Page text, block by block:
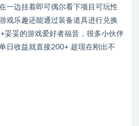
一边挂着即可偶尔看下项目可玩性
戏乐趣还能通过装备道具进行兑换
妥妥的游戏爱好者福音，很多小伙伴
日收益就直接200+ 趁现在刚出不